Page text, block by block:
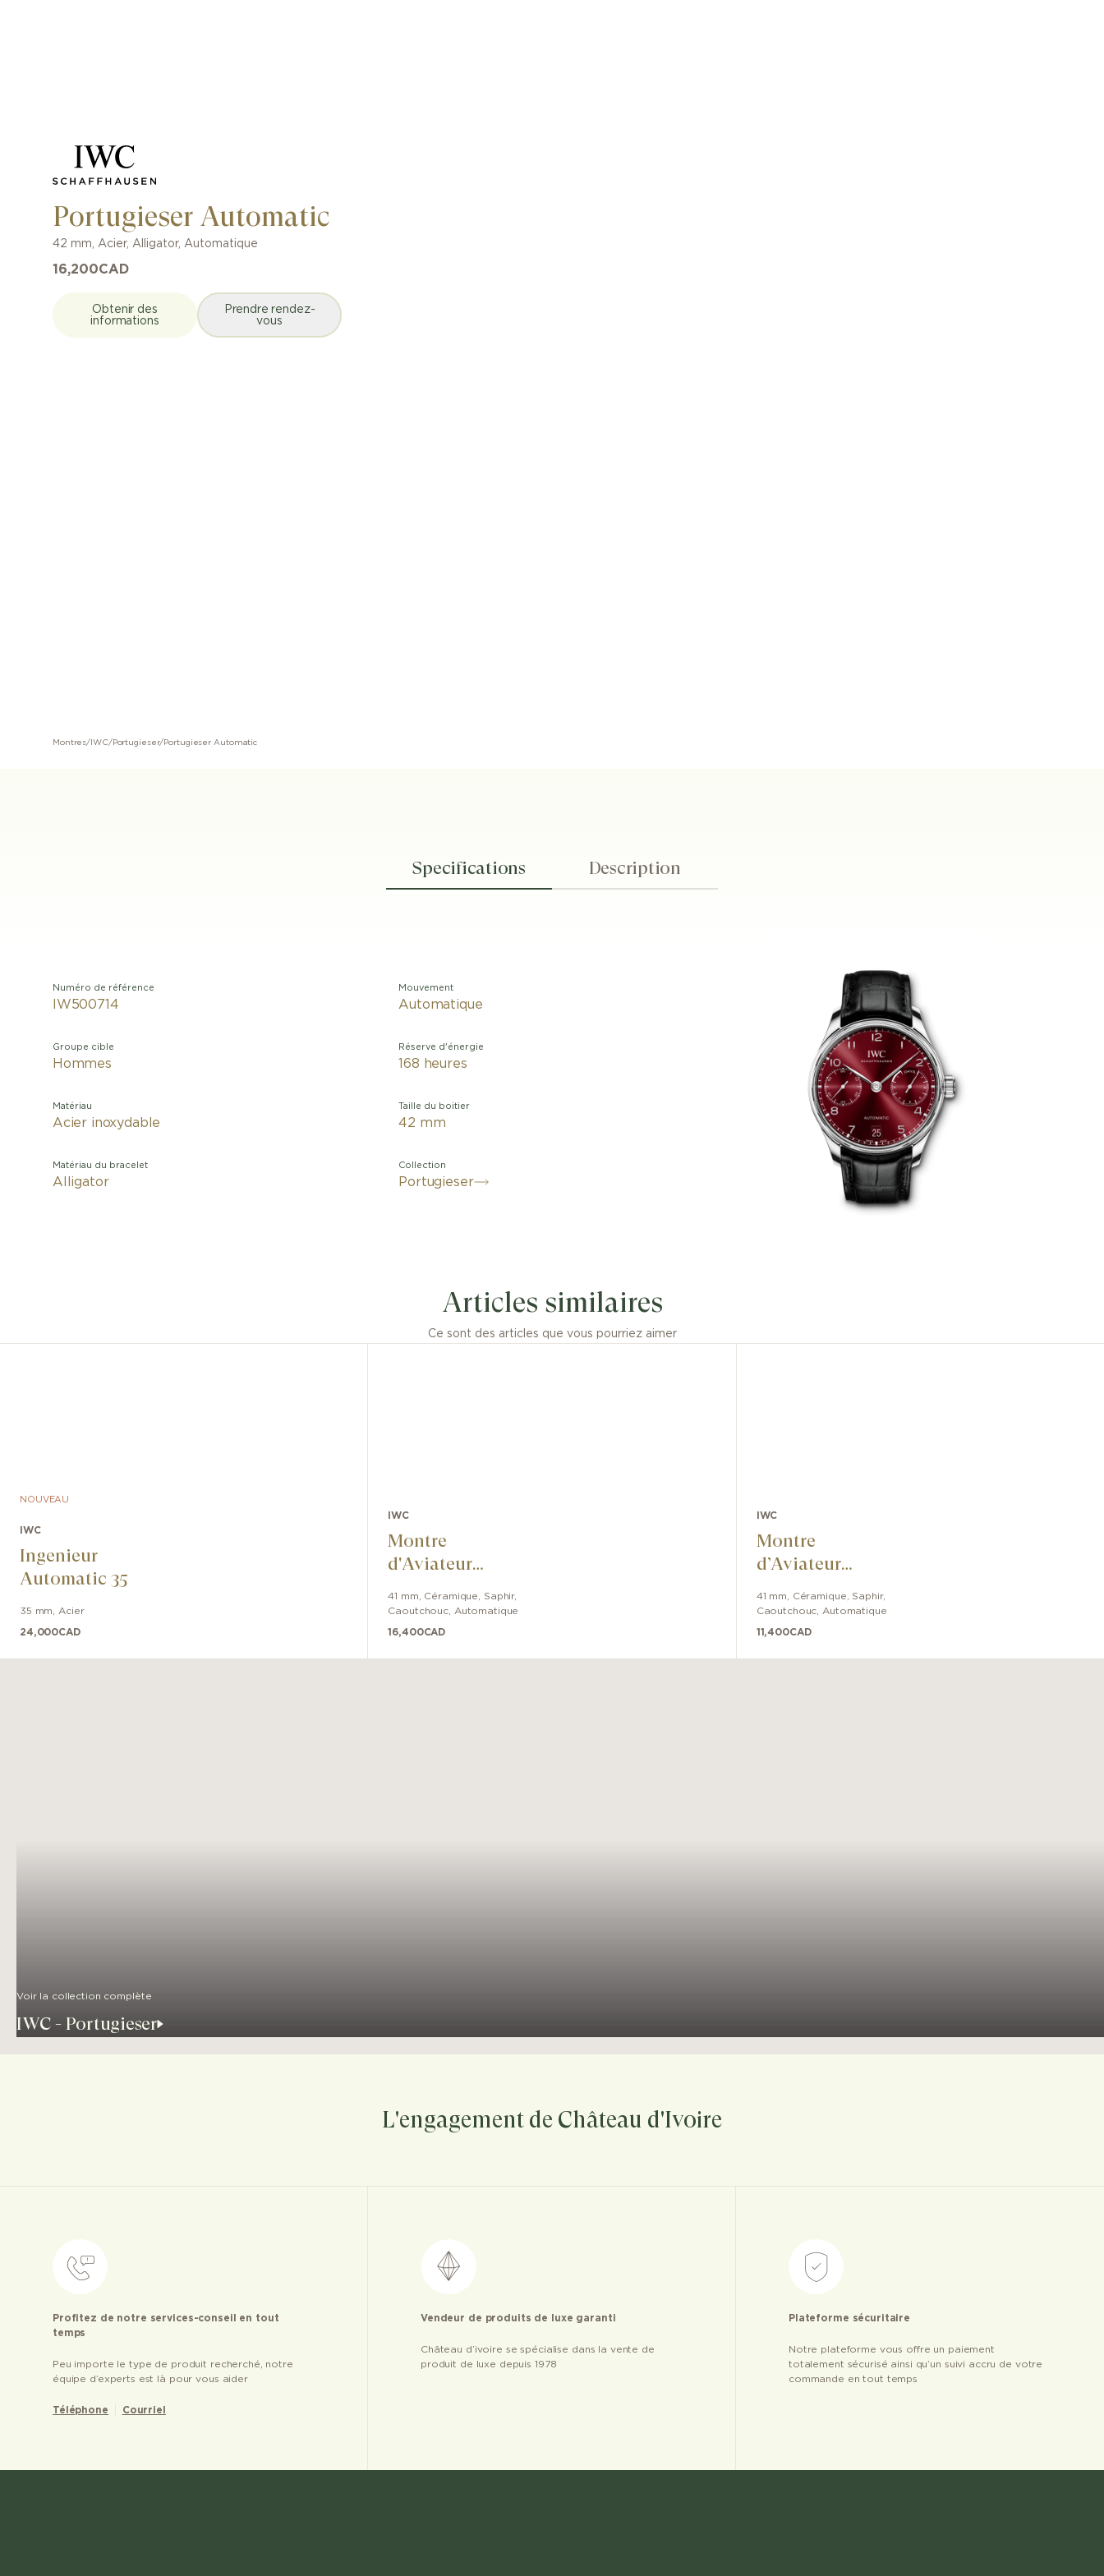
Portugieser Automatic
42 mm, Acier, Alligator, Automatique
16,200CAD
Obtenir des
informations
Prendre rendez-
vous
Montres/ IWC/Portugieser/ Portugieser Automatic
Specifications Description
Numéro de référence
IW500714
Groupe cible
Hommes
Matériau
Acier inoxydable
Matériau du bracelet
Alligator
Mouvement
Automatique
Réserve d'énergie
168 heures
Taille du boitier
42 mm
Collection
Portugieser
Articles similaires
Ce sont des articles que vous pourriez aimer
NOUVEAU
IWC
Ingenieur
Automatic 35
35 mm Acier
24,000CAD
IWC
Montre
d'Aviateur
Chronographe 41
George Russell
41 mm Céramique, Saphir,
Caoutchouc
Automatique
16,400CAD
IWC
Montre
d’Aviateur
George Russel
41 mm Céramique, Saphir,
Caoutchouc
Automatique
11,400CAD
Voir la collection complète
IWC - Portugieser
L'engagement de Château d'Ivoire
Profitez de notre services-conseil en tout
temps
Peu importe le type de produit recherché, notre
équipe d’experts est là pour vous aider
Téléphone Courriel
Vendeur de produits de luxe garanti
Château d’ivoire se spécialise dans la vente de
produit de luxe depuis 1978
Plateforme sécuritaire
Notre plateforme vous offre un paiement
totalement sécurisé ainsi qu’un suivi accru de votre
commande en tout temps